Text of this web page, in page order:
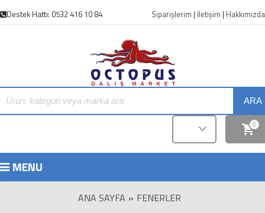
Destek Hattı: 0532 416 10 84 Siparişlerim | İletişim | Hakkımızda
ARA
0
MENU
ANA SAYFA » FENERLER